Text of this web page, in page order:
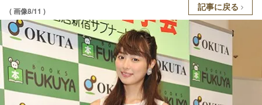
( 画像8/11 ) 記事に戻る